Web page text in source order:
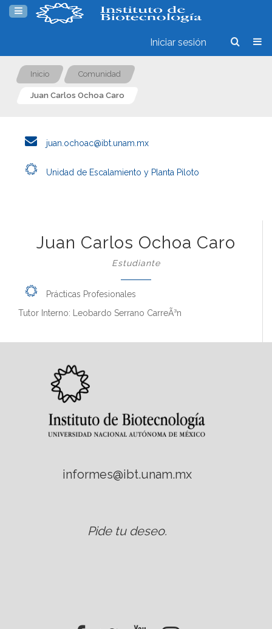
Iniciar sesión
Inicio Comunidad
Juan Carlos Ochoa Caro
juan.ochoac@ibt.unam.mx
Unidad de Escalamiento y Planta Piloto
Juan Carlos Ochoa Caro
Estudiante
Prácticas Profesionales
Tutor Interno: Leobardo Serrano CarreÃ³n
informes@ibt.unam.mx
Pide tu deseo.